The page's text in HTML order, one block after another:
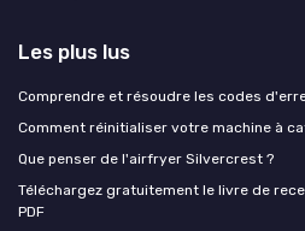
Les plus lus
Comprendre et résoudre les codes
Comment réinitialiser votre machine à
Que penser de l'airfryer Silvercrest ?
Téléchargez gratuitement le livre de
PDF